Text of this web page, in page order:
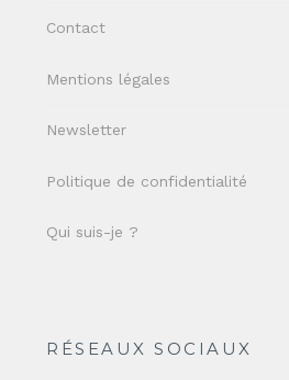
Contact
Mentions légales
Newsletter
Politique de confidentialité
Qui suis-je ?
RÉSEAUX SOCIAUX